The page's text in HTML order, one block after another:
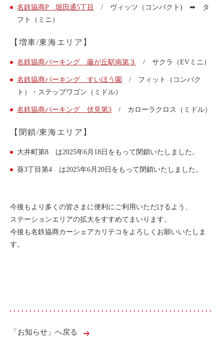
個人のお客様
料金プラン
利用シーン
学生はおトク！
マイナ免許証
法人のお客様
料金プラン
社有車との比較
利用シーン
お客様の声
名鉄協商P 堀田通5丁目
/ ヴィッツ（コンパクト) ➡ タ
フト（ミニ）
【増車/東海エリア】
名鉄協商パーキング 藤が丘駅南第３ / サクラ（EVミニ）
名鉄協商パーキング すいほう園
/ フィット（コンパク
ト）・ステップワゴン（ミドル）
名鉄協商パーキング 伏見第3 / カローラクロス（ミドル）
【閉鎖/東海エリア】
大井町第8 は2025年6月18日をもって閉鎖いたしました。
葵3丁目第4 は2025年6月20日をもって閉鎖いたしました。
今後もより多くの皆さまに便利にご利用いただけるよう、
ステーションエリアの拡大をすすめてまいります。
今後も名鉄協商カーシェアカリテコをよろしくお願いいたしま
す。
「お知らせ」へ戻る